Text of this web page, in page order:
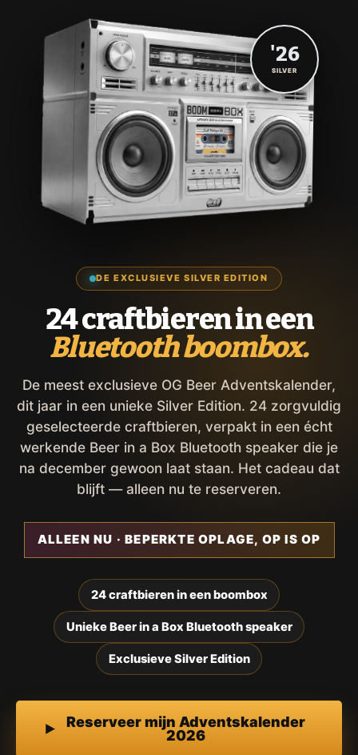
DE EXCLUSIEVE SILVER EDITION
24 craftbieren in een
Bluetooth boombox.
De meest exclusieve OG Beer Adventskalender,
dit jaar in een unieke Silver Edition. 24 zorgvuldig
geselecteerde craftbieren, verpakt in een écht
werkende Beer in a Box Bluetooth speaker die je
na december gewoon laat staan. Het cadeau dat
blijft — alleen nu te reserveren.
ALLEEN NU · BEPERKTE OPLAGE, OP IS OP
24 craftbieren in een boombox
Unieke Beer in a Box Bluetooth speaker
Exclusieve Silver Edition
Reserveer mijn Adventskalender
2026
'26
SILVER